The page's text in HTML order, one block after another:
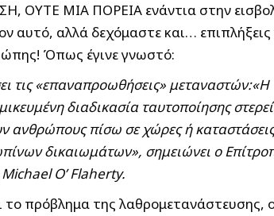
ΟΥΤΕ ΜΙΑ ΠΟΡΕΙΑ ενάντια στην
αυτό, αλλά δεχόμαστε και… επιπλήξεις
Όπως έγινε γνωστό:
τις «επαναπροωθήσεις» μεταναστών:«Η
διαδικασία ταυτοποίησης στερεί
ανθρώπους πίσω σε χώρες ή καταστάσεις
δικαιωμάτων», σημειώνει ο
Michael O’Flaherty.
το πρόβλημα της λαθρομετανάστευσης,